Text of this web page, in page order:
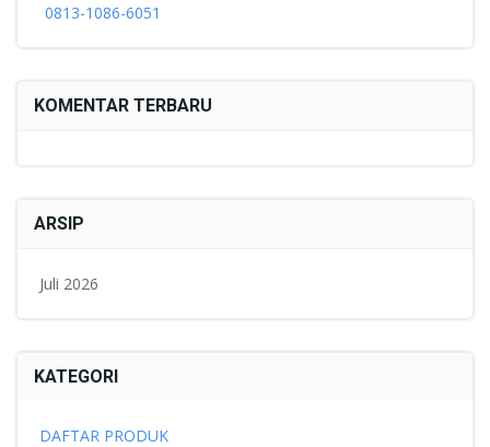
0813-1086-6051
KOMENTAR TERBARU
ARSIP
Juli 2026
KATEGORI
DAFTAR PRODUK